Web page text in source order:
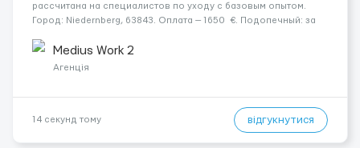
рассчитана на специалистов по уходу с базовым опытом.
Город: Niedernberg, 63843. Оплата — 1650 €. Подопечный: за
при переміщенні). Психологическое...
Medius Work 2
Агенція
14 секунд тому відгукнутися